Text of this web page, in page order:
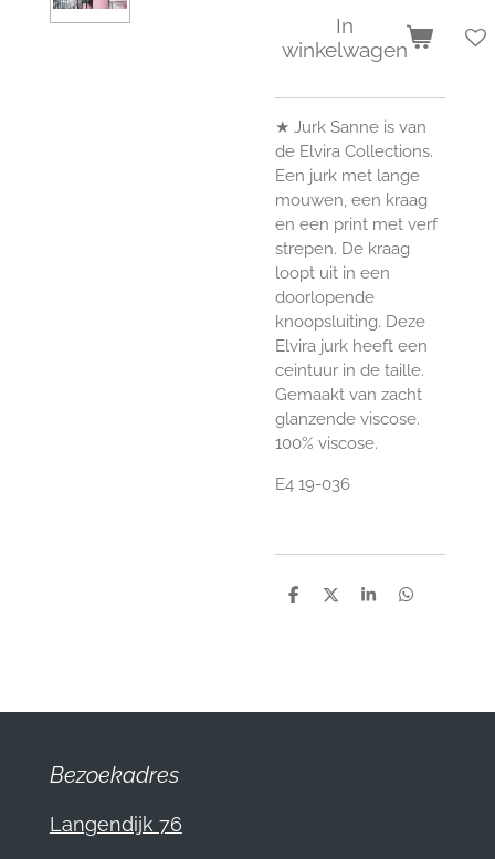
In
winkelwagen
★ Jurk Sanne is van
de Elvira Collections.
Een jurk met lange
mouwen, een kraag
en een print met verf
strepen. De kraag
loopt uit in een
doorlopende
knoopsluiting. Deze
Elvira jurk heeft een
ceintuur in de taille.
Gemaakt van zacht
glanzende viscose.
100% viscose.
E4 19-036
D
D
S
D
Bezoekadres
Langendijk 76